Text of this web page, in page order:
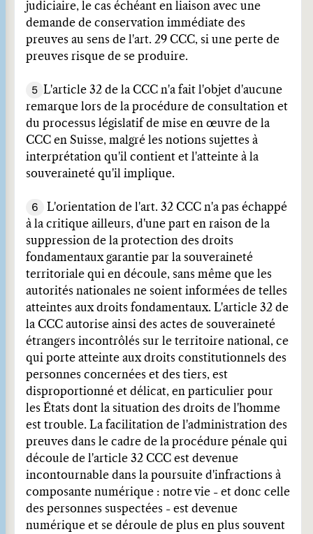
judiciaire, le cas échéant en liaison avec une
demande de conservation immédiate des
preuves au sens de l'art. 29 CCC, si une perte de
preuves risque de se produire.
5
L'article 32 de la CCC n'a fait l'objet d'aucune
remarque lors de la procédure de consultation et
du processus législatif de mise en œuvre de la
CCC en Suisse, malgré les notions sujettes à
interprétation qu'il contient et l'atteinte à la
souveraineté qu'il implique.
6
L'orientation de l'art. 32 CCC n'a pas échappé
à la critique ailleurs, d'une part en raison de la
suppression de la protection des droits
fondamentaux garantie par la souveraineté
territoriale qui en découle, sans même que les
autorités nationales ne soient informées de telles
atteintes aux droits fondamentaux. L'article 32 de
la CCC autorise ainsi des actes de souveraineté
étrangers incontrôlés sur le territoire national, ce
qui porte atteinte aux droits constitutionnels des
personnes concernées et des tiers, est
disproportionné et délicat, en particulier pour
les États dont la situation des droits de l'homme
est trouble. La facilitation de l'administration des
preuves dans le cadre de la procédure pénale qui
découle de l'article 32 CCC est devenue
incontournable dans la poursuite d'infractions à
composante numérique : notre vie - et donc celle
des personnes suspectées - est devenue
numérique et se déroule de plus en plus souvent